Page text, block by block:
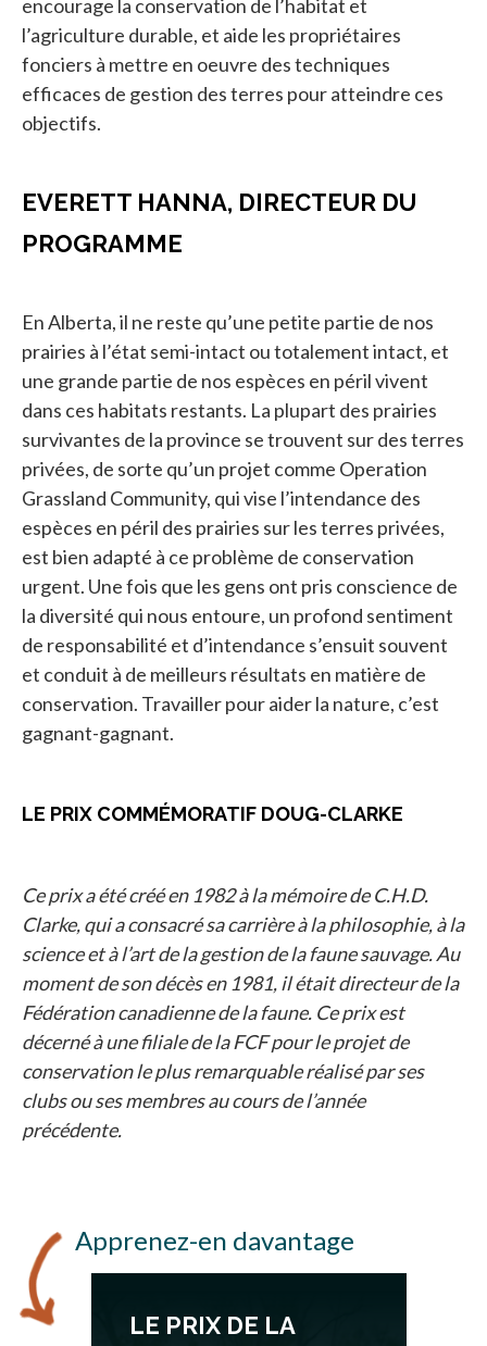
encourage la conservation de l’habitat et
l’agriculture durable, et aide les propriétaires
fonciers à mettre en oeuvre des techniques
efficaces de gestion des terres pour atteindre ces
objectifs.
EVERETT HANNA, DIRECTEUR DU
PROGRAMME
En Alberta, il ne reste qu’une petite partie de nos
prairies à l’état semi-intact ou totalement intact, et
une grande partie de nos espèces en péril vivent
dans ces habitats restants. La plupart des prairies
survivantes de la province se trouvent sur des terres
privées, de sorte qu’un projet comme Operation
Grassland Community, qui vise l’intendance des
espèces en péril des prairies sur les terres privées,
est bien adapté à ce problème de conservation
urgent. Une fois que les gens ont pris conscience de
la diversité qui nous entoure, un profond sentiment
de responsabilité et d’intendance s’ensuit souvent
et conduit à de meilleurs résultats en matière de
conservation. Travailler pour aider la nature, c’est
gagnant-gagnant.
LE PRIX COMMÉMORATIF DOUG-CLARKE
Ce prix a été créé en 1982 à la mémoire de C.H.D.
Clarke, qui a consacré sa carrière à la philosophie, à la
science et à l’art de la gestion de la faune sauvage. Au
moment de son décès en 1981, il était directeur de la
Fédération canadienne de la faune. Ce prix est
décerné à une filiale de la FCF pour le projet de
conservation le plus remarquable réalisé par ses
clubs ou ses membres au cours de l’année
précédente.
Apprenez-en davantage
LE PRIX DE LA